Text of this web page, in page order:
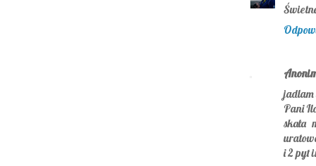
jadlam
Pani
skała
i 2 pyt